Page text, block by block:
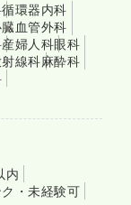
循環器内科
血管外科
産婦人科眼科
射線科麻酔科
内
・未経験可